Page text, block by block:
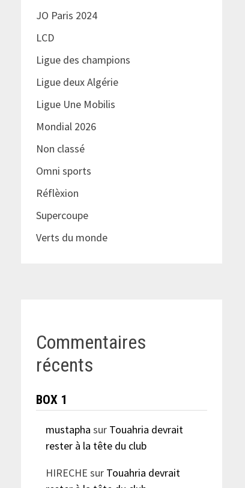
:
JO Paris 2024
LCD
Ligue des champions
Ligue deux Algérie
Ligue Une Mobilis
Mondial 2026
Non classé
Omni sports
Réflèxion
Supercoupe
Verts du monde
Commentaires
récents
BOX 1
mustapha sur Touahria devrait
rester à la tête du club
HIRECHE sur Touahria devrait